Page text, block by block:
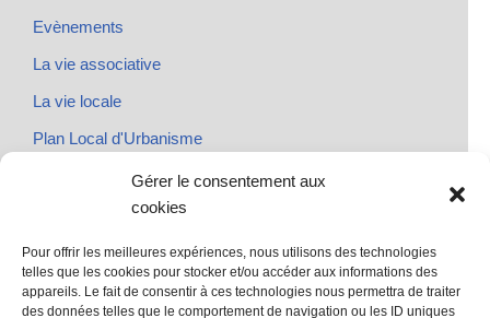
Gérer le consentement aux
cookies
Pour offrir les meilleures expériences, nous utilisons des technologies
telles que les cookies pour stocker et/ou accéder aux informations des
appareils. Le fait de consentir à ces technologies nous permettra de traiter
des données telles que le comportement de navigation ou les ID uniques
Evènements
La vie associative
La vie locale
Plan Local d'Urbanisme